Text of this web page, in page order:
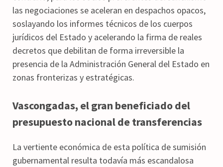
las negociaciones se aceleran en despachos opacos,
soslayando los informes técnicos de los cuerpos
jurídicos del Estado y acelerando la firma de reales
decretos que debilitan de forma irreversible la
presencia de la Administración General del Estado en
zonas fronterizas y estratégicas.
Vascongadas, el gran beneficiado del
presupuesto nacional de transferencias
La vertiente económica de esta política de sumisión
gubernamental resulta todavía más escandalosa